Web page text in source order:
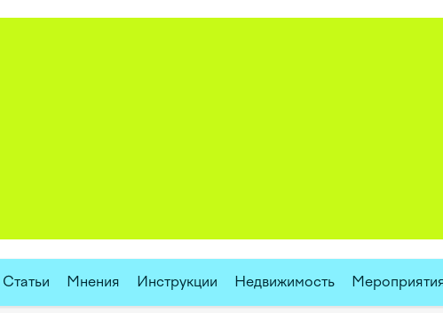
Статьи Мнения Инструкции Недвижимость